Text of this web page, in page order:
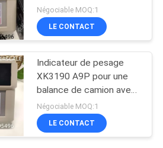
imprimante intégrée pour
balances de camions
Négociable MOQ:1
LE CONTACT
Indicateur de pesage
XK3190 A9P pour une
balance de camion avec
imprimante intégrée
Négociable MOQ:1
LE CONTACT